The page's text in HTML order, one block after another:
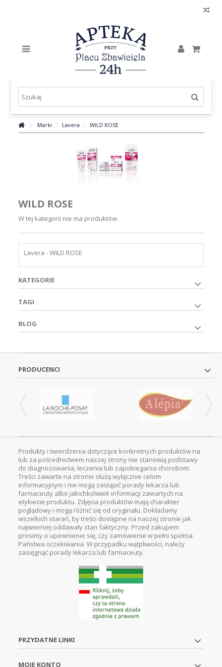
Marki Lavera WILD ROSE
WILD ROSE
W tej kategorii nie ma produktów.
Lavera - WILD ROSE
KATEGORIE
TAGI
BLOG
PRODUCENCI
Produkty i twierdzenia dotyczące konkretnych produktów na
lub za pośrednictwem naszej strony nie stanowią podstawy
do diagnozowania, leczenia lub zapobiegania chorobom.
Treści zawarte na stronie służą wyłącznie celom
informacyjnym i nie mogą zastąpić porady lekarza lub
farmaceuty albo jakichkolwiek informacji zawartych na
etykiecie produktu. Zdjęcia produktów mają charakter
poglądowy i mogą różnić się od oryginału. Dokładamy
wszelkich starań, by treści dostępne na naszej stronie jak
najwierniej oddawały stan faktyczny. Przed zakupem
prosimy o upewnienie się, czy zamówienie w pełni spełnia
Państwa oczekiwania. W przypadku wątpliwości, należy
zasięgnąć porady lekarza lub farmaceuty.
PRZYDATNE LINKI
MOJE KONTO